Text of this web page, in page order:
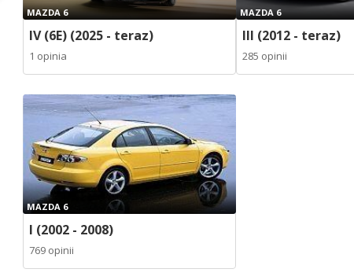
MAZDA 6
IV (6E) (2025 - teraz)
1 opinia
MAZDA 6
III (2012 - teraz)
285 opinii
MAZDA 6
I (2002 - 2008)
769 opinii